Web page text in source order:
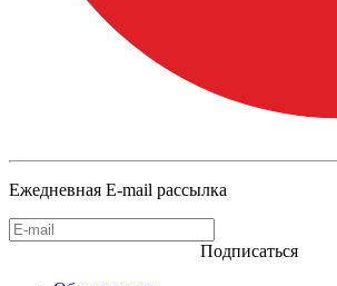
Ежедневная E-mail рассылка
Подписаться